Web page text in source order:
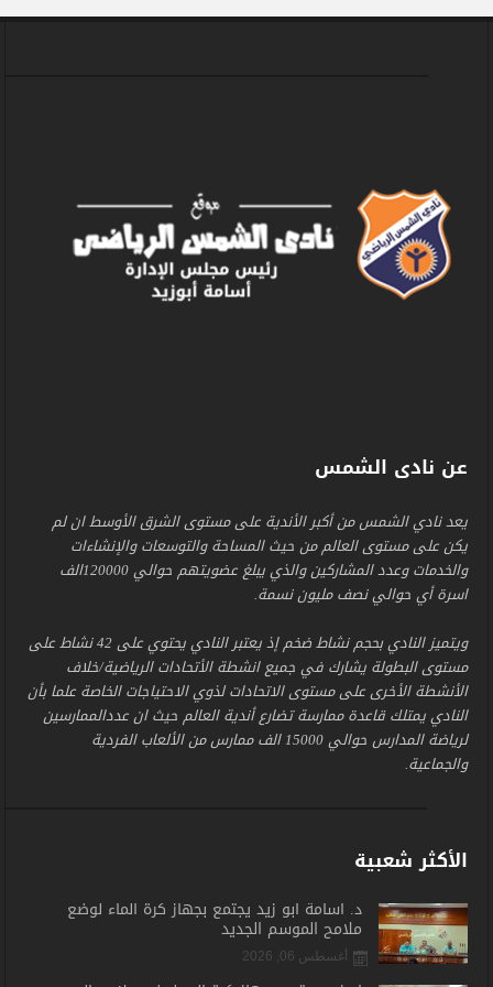
عن نادى الشمس
يعد نادي الشمس من أكبر الأندية على مستوى الشرق الأوسط ان لم
يكن على مستوى العالم من حيث المساحة والتوسعات والإنشاءات
والخدمات وعدد المشاركين والذي يبلغ عضويتهم حوالي 120000الف
اسرة أي حوالي نصف مليون نسمة.
ويتميز النادي بحجم نشاط ضخم إذ يعتبر النادي يحتوي على 42 نشاط على
مستوى البطولة يشارك في جميع انشطة الأتحادات الرياضية/خلاف
الأنشطة الأخرى على مستوى الاتحادات لذوي الاحتياجات الخاصة علما بأن
النادي يمتلك قاعدة ممارسة تضارع أندية العالم حيث ان عددالممارسين
لرياضة المدارس حوالي 15000 الف ممارس من الألعاب الفردية
والجماعية.
الأكثر شعبية
د. أسامة أبو زيد يجتمع بجهاز كرة الماء لوضع
ملامح الموسم الجديد
أغسطس 06, 2026